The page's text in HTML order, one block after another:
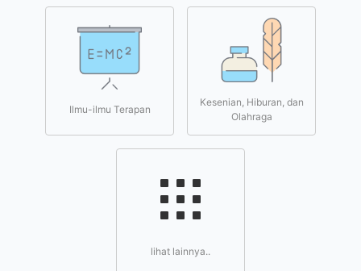
Ilmu-ilmu Terapan
Kesenian, Hiburan, dan
Olahraga
lihat lainnya..